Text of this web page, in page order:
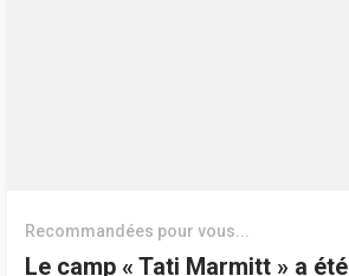
Recommandées pour vous...
Le camp « Tati Marmitt » a été